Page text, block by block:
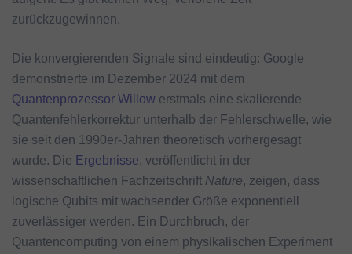
zurückzugewinnen.
Die konvergierenden Signale sind eindeutig: Google
demonstrierte im Dezember 2024 mit dem
Quantenprozessor Willow erstmals eine skalierende
Quantenfehlerkorrektur unterhalb der Fehlerschwelle, wie
sie seit den 1990er‑Jahren theoretisch vorhergesagt
wurde. Die Ergebnisse, veröffentlicht in der
wissenschaftlichen Fachzeitschrift Nature, zeigen, dass
logische Qubits mit wachsender Größe exponentiell
zuverlässiger werden. Ein Durchbruch, der
Quantencomputing von einem physikalischen Experiment